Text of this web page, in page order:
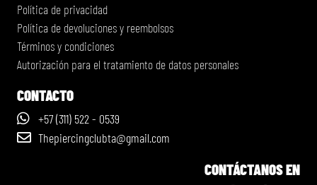
Política de privacidad
Política de devoluciones y reembolsos
Términos y condiciones
Autorización para el tratamiento de datos personales
CONTACTO
+57 (311) 522 - 0539
Thepiercingclubta@gmail.com
CONTÁCTANOS EN